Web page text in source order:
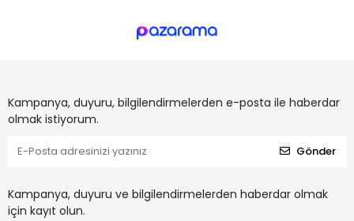
Kampanya, duyuru, bilgilendirmelerden e-posta ile haberdar
olmak istiyorum.
Gönder
Kampanya, duyuru ve bilgilendirmelerden haberdar olmak
için kayıt olun.